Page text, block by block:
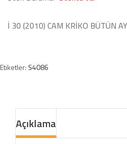
İ 30 (2010) CAM KRİKO BÜTÜN
Etiketler: S4086
Açıklama